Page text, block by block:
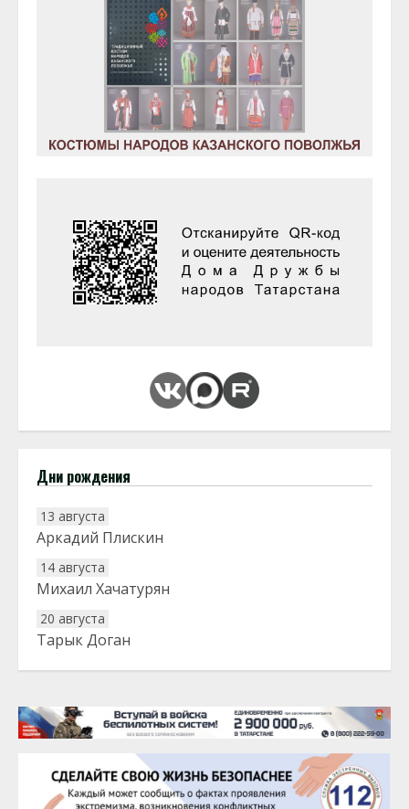
Дни рождения
13 августа
Аркадий Плискин
14 августа
Михаил Хачатурян
20 августа
Тарык Доган
22 августа
25 августа
Сэсэгма Бубеева
28 августа
Чингиз Мустафаев